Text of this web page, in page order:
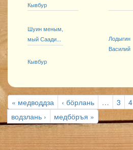
Кывбур
Шуин меным,
мый Саади...
Кывбур
Лодыгин
Василий
« медводдза ‹ бӧрлань … 3 4
водзлань ›
медбӧръя »